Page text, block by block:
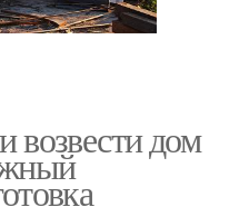
возвести дом